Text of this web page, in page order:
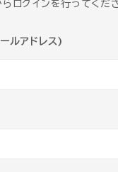
ログインを行ってくだ
ルアドレス)